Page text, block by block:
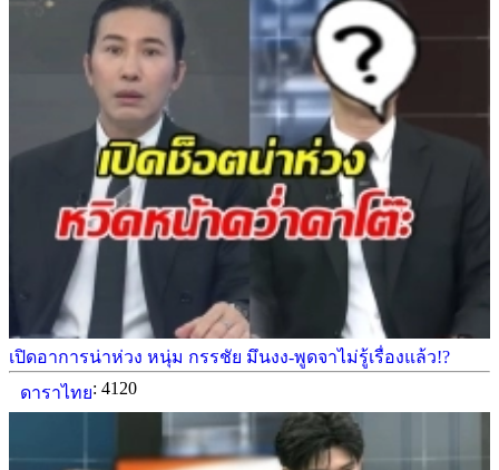
เปิดอาการน่าห่วง หนุ่ม กรรชัย มึนงง-พูดจาไม่รู้เรื่องแล้ว!?
ดาราไทย: 4120